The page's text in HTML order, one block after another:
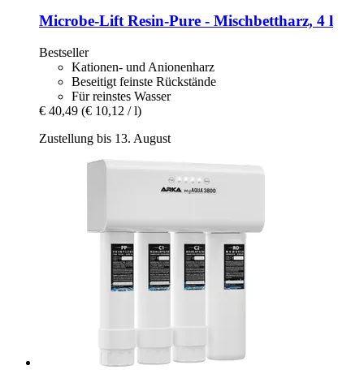
Microbe-Lift Resin-​Pure -​ Mischbettharz, 4 l
Bestseller
Kationen- und Anionenharz
Beseitigt feinste Rückstände
Für reinstes Wasser
€ 40,49 (€ 10,12 / l)
Zustellung bis 13. August